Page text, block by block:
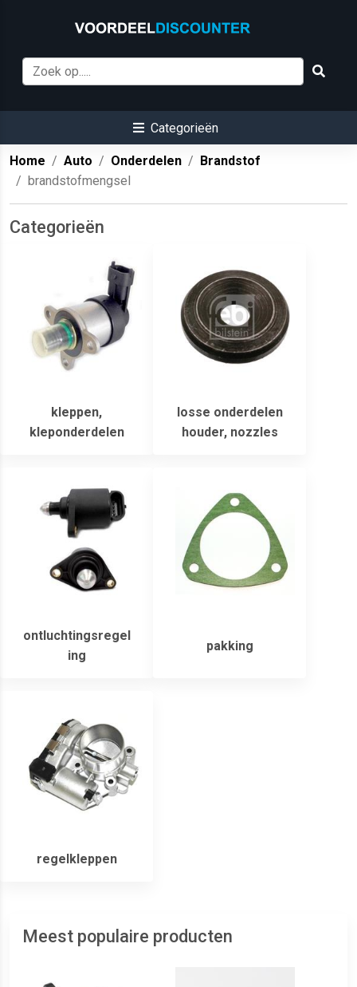
Categorieën
Home Auto Onderdelen
Brandstof
brandstofmengsel
Categorieën
kleppen,
kleponderdelen
losse onderdelen
houder, nozzles
ontluchtingsregel
ing
pakking
regelkleppen
Meest populaire producten